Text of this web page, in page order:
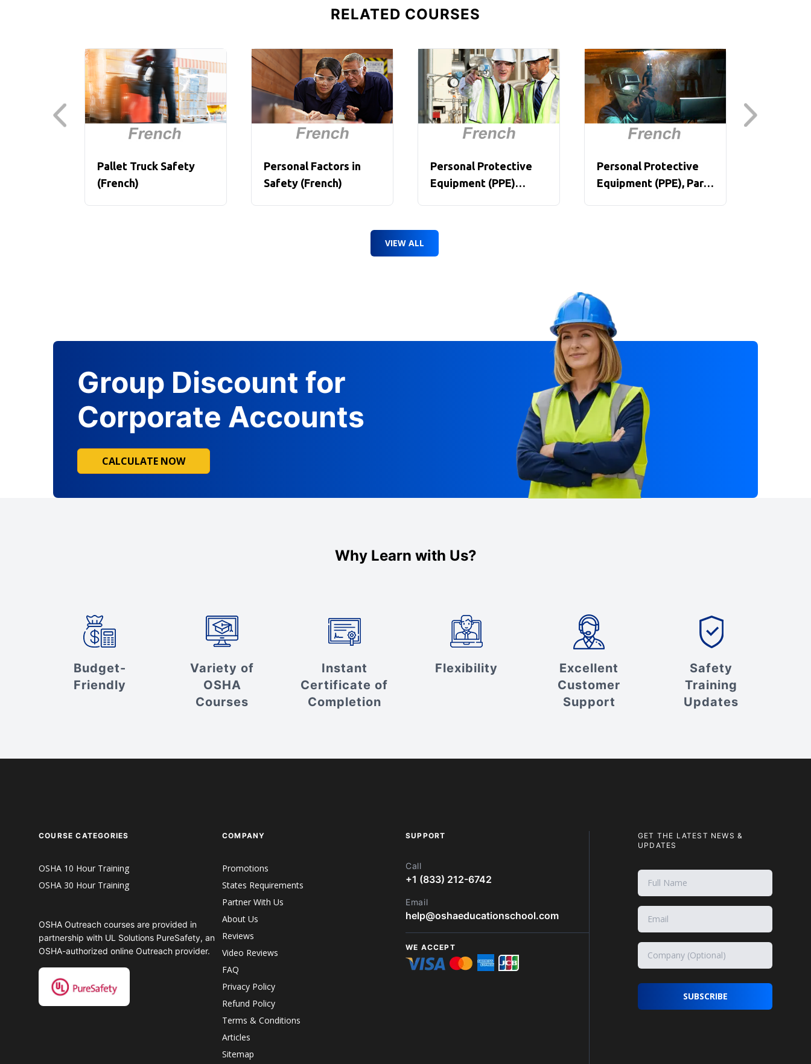
RELATED COURSES
Pallet Truck Safety
(French)
Personal Factors in
Safety (French)
Personal Protective
Equipment (PPE)
Personal Protective
Equipment (PPE), Parts
VIEW ALL
Group Discount for
Corporate Accounts
CALCULATE NOW
Why Learn with Us?
Budget-
Friendly
Variety of
OSHA
Courses
Instant
Certificate of
Completion
Flexibility
Excellent
Customer
Support
Safety
Training
Updates
COURSE CATEGORIES
OSHA 10 Hour Training
OSHA 30 Hour Training
OSHA Outreach courses are provided in
partnership with UL Solutions PureSafety, an
OSHA-authorized online Outreach provider.
COMPANY
Promotions
States Requirements
Partner With Us
About Us
Reviews
Video Reviews
FAQ
Privacy Policy
Refund Policy
Terms & Conditions
Articles
Sitemap
SUPPORT
Call
+1 (833) 212-6742
Email
help@oshaeducationschool.com
WE ACCEPT
GET THE LATEST NEWS &
UPDATES
SUBSCRIBE